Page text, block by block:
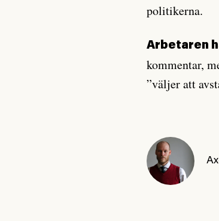
politikerna.
Arbetaren
kommentar,
”väljer att